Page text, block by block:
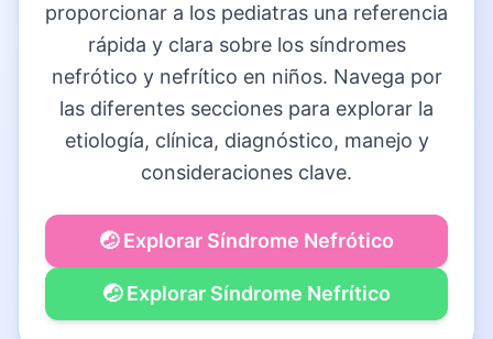
proporcionar a los pediatras una referencia
rápida y clara sobre los síndromes
nefrótico y nefrítico en niños. Navega por
las diferentes secciones para explorar la
etiología, clínica, diagnóstico, manejo y
consideraciones clave.
🤕 Explorar Síndrome Nefrótico
🤕 Explorar Síndrome Nefrítico